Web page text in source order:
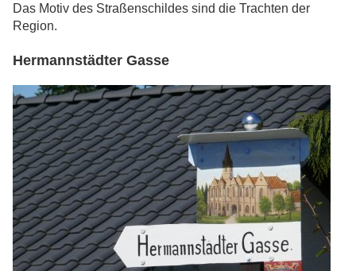
Das Motiv des Straßenschildes sind die Trachten der
Region.
Hermannstädter Gasse